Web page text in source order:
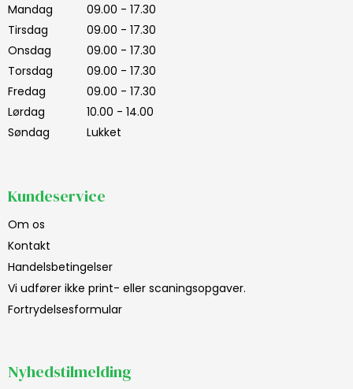
Mandag
09.00 - 17.30
Tirsdag
09.00 - 17.30
Onsdag
09.00 - 17.30
Torsdag
09.00 - 17.30
Fredag
09.00 - 17.30
Lørdag
10.00 - 14.00
Søndag
Lukket
Kundeservice
Om os
Kontakt
Handelsbetingelser
Vi udfører ikke print- eller scaningsopgaver.
Fortrydelsesformular
Nyhedstilmelding